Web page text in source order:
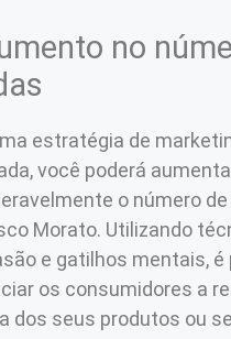
no
estratégia de
você poderá
o número
Morato. Utilizando
e gatilhos mentais, é
os consumidores a
dos seus produtos ou